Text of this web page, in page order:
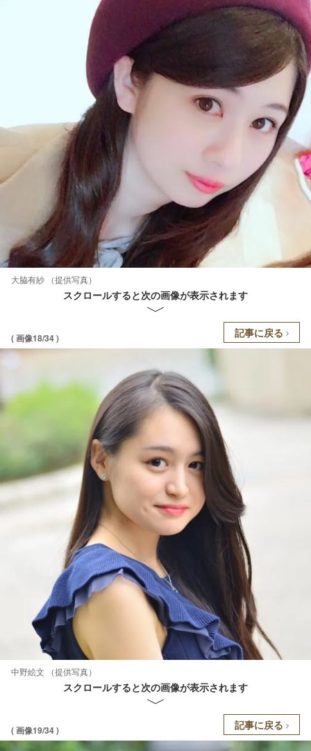
大脇有紗 （提供写真）
スクロールすると次の画像が表示されます
( 画像18/34 ) 記事に戻る
中野絵文 （提供写真）
スクロールすると次の画像が表示されます
( 画像19/34 ) 記事に戻る